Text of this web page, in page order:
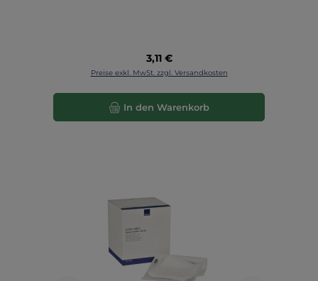
Regulärer Preis:
3,11 €
Preise exkl. MwSt. zzgl. Versandkosten
In den Warenkorb